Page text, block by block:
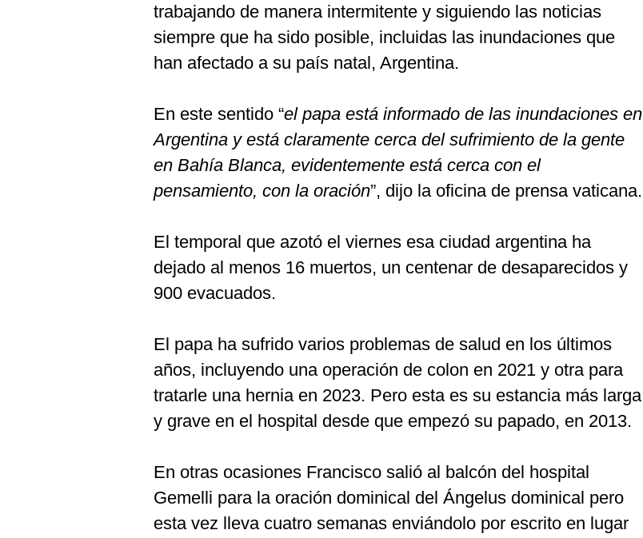
trabajando de manera intermitente y siguiendo las noticias
siempre que ha sido posible, incluidas las inundaciones que
han afectado a su país natal, Argentina.
En este sentido “el papa está informado de las inundaciones en
Argentina y está claramente cerca del sufrimiento de la gente
en Bahía Blanca, evidentemente está cerca con el
pensamiento, con la oración”, dijo la oficina de prensa vaticana.
El temporal que azotó el viernes esa ciudad argentina ha
dejado al menos 16 muertos, un centenar de desaparecidos y
900 evacuados.
El papa ha sufrido varios problemas de salud en los últimos
años, incluyendo una operación de colon en 2021 y otra para
tratarle una hernia en 2023. Pero esta es su estancia más larga
y grave en el hospital desde que empezó su papado, en 2013.
En otras ocasiones Francisco salió al balcón del hospital
Gemelli para la oración dominical del Ángelus dominical pero
esta vez lleva cuatro semanas enviándolo por escrito en lugar